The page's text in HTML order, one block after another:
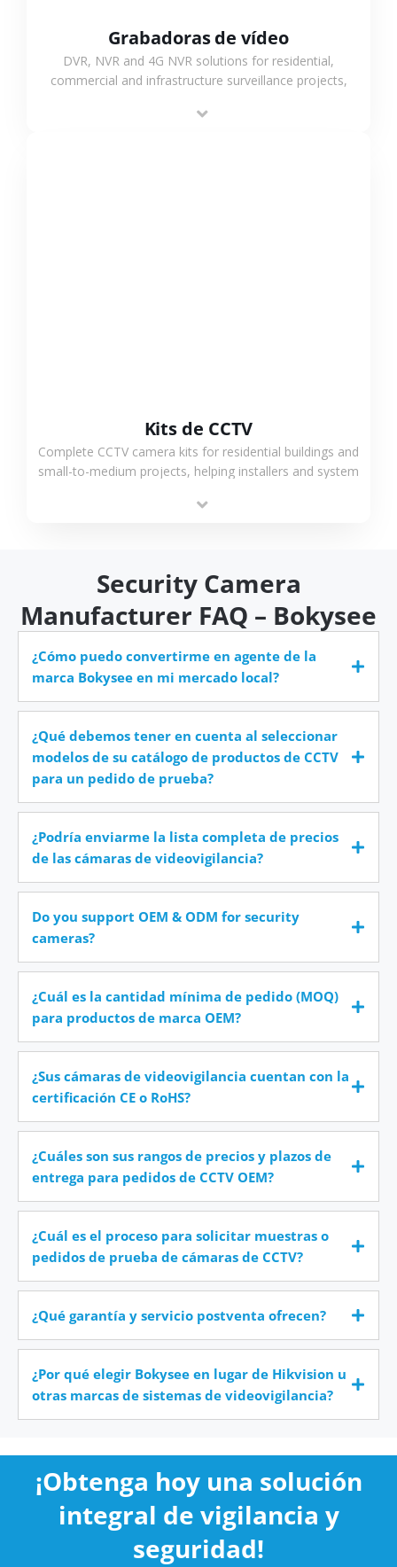
Grabadoras de vídeo
DVR, NVR and 4G NVR solutions for residential,
commercial and infrastructure surveillance projects,
Kits de CCTV
Complete CCTV camera kits for residential buildings and
small-to-medium projects, helping installers and system
time.
Security Camera
Manufacturer FAQ – Bokysee
¿Cómo puedo convertirme en agente de la
marca Bokysee en mi mercado local?
¿Qué debemos tener en cuenta al seleccionar
modelos de su catálogo de productos de CCTV
para un pedido de prueba?
¿Podría enviarme la lista completa de precios
de las cámaras de videovigilancia?
Do you support OEM & ODM for security
cameras?
¿Cuál es la cantidad mínima de pedido (MOQ)
para productos de marca OEM?
¿Sus cámaras de videovigilancia cuentan con la
certificación CE o RoHS?
¿Cuáles son sus rangos de precios y plazos de
entrega para pedidos de CCTV OEM?
¿Cuál es el proceso para solicitar muestras o
pedidos de prueba de cámaras de CCTV?
¿Qué garantía y servicio postventa ofrecen?
¿Por qué elegir Bokysee en lugar de Hikvision u
otras marcas de sistemas de videovigilancia?
¡Obtenga hoy una solución
integral de vigilancia y
seguridad!